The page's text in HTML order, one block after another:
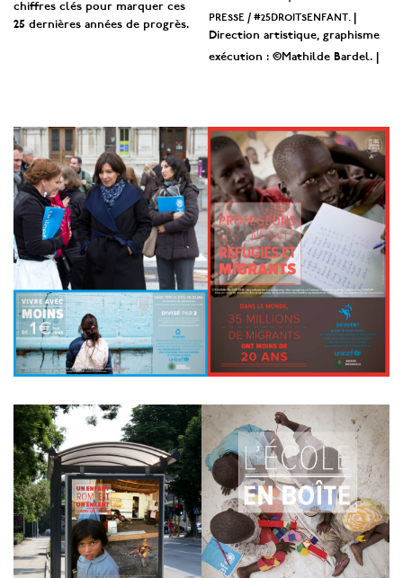
chiffres clés pour marquer ces
25 dernières années de progrès.
presse / #25droitsenfant.
Direction artistique, graphisme
exécution : ©Mathilde Bardel. |